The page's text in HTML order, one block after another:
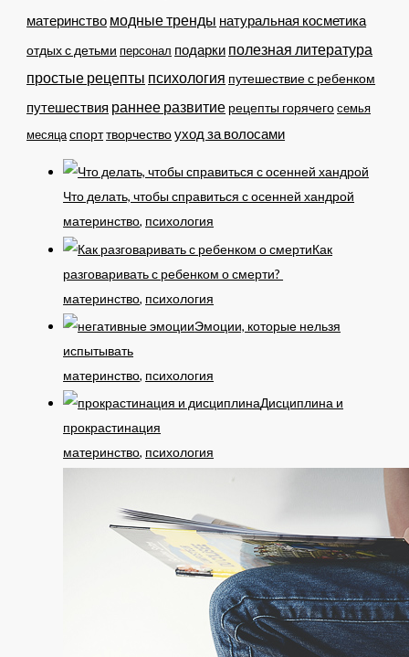
материнство модные тренды натуральная косметика
отдых с детьми персонал подарки полезная литература
простые рецепты психология путешествие с ребенком
путешествия раннее развитие рецепты горячегосемья
месяцаспорттворчествоуход за волосами
Что делать, чтобы справиться с осенней хандрой
материнство, психология
Как
разговаривать с ребенком о смерти?
материнство, психология
Эмоции, которые нельзя
испытывать
материнство, психология
Дисциплина и
прокрастинация
материнство, психология